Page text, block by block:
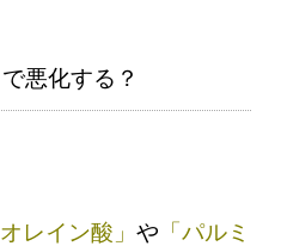
悪化する？
オレイン酸」 や 「パルミ